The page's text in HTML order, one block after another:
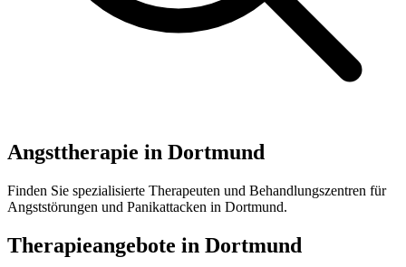
Angsttherapie in Dortmund
Finden Sie spezialisierte Therapeuten und Behandlungszentren für
Angststörungen und Panikattacken in Dortmund.
Therapieangebote in Dortmund